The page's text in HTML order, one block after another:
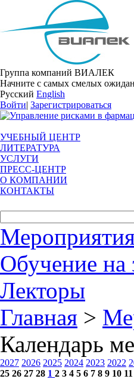
Группа компаний ВИАЛЕК
Начните с самых смелых
Русский English
Войти| Зарегистрироваться
УЧЕБНЫЙ ЦЕНТР
ЛИТЕРАТУРА
УСЛУГИ
ПРЕСС-ЦЕНТР
О КОМПАНИИ
КОНТАКТЫ
Обучение на
Лекторы
Главная >
Календарь
2027 2026 2025 2024 2023 2022
25 26 27 28 1 2 3 4 5 6 7 8 9 10 11